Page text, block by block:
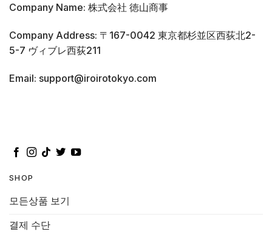
Company Name: 株式会社 徳山商事
Company Address: 〒167-0042 東京都杉並区西荻北2-
5-7 ヴィブレ西荻211
Email: support@iroirotokyo.com
SHOP
모든상품 보기
결제 수단